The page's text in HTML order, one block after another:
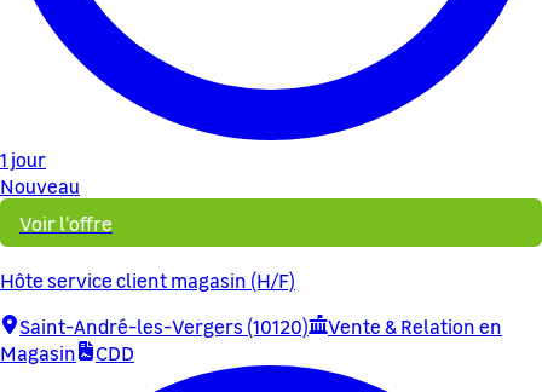
1 jour
Nouveau
Voir l'offre
Hôte service client magasin (H/F)
Saint-André-les-Vergers (10120)
Vente & Relation en
Magasin
CDD